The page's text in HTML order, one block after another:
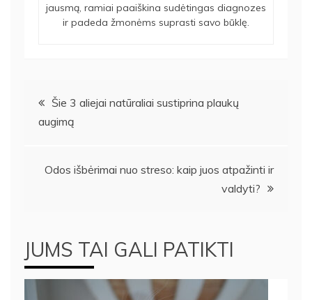
jausmą, ramiai paaiškina sudėtingas diagnozes
ir padeda žmonėms suprasti savo būklę.
Navigacija
tarp
įrašų
Šie 3 aliejai natūraliai sustiprina plaukų
augimą
Odos išbėrimai nuo streso: kaip juos atpažinti ir
valdyti?
JUMS TAI GALI PATIKTI